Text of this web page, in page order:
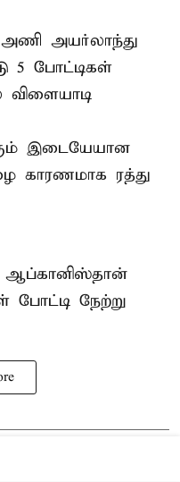
அணி அயர்லாந்து
5 போட்டிகள்
இடையேயான
காரணமாக ரத்து
ஆப்கானிஸ்தான்
போட்டி நேற்று